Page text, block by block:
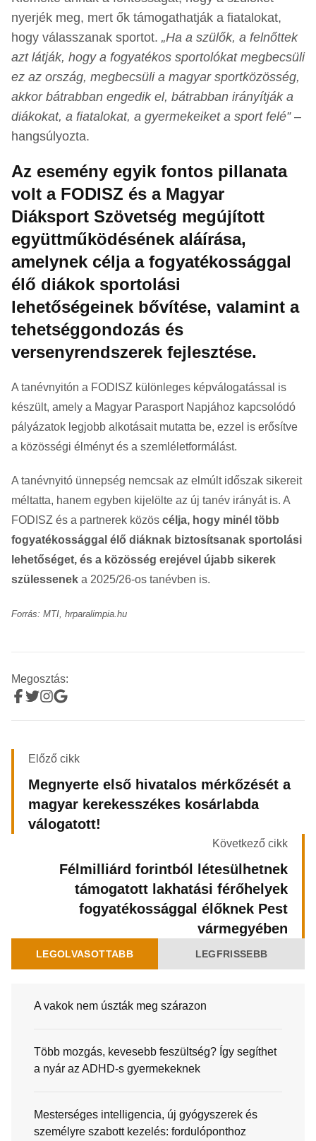
nyerjék meg, mert ők támogathatják a fiatalokat,
hogy válasszanak sportot. „Ha a szülők, a felnőttek
azt látják, hogy a fogyatékos sportolókat megbecsüli
ez az ország, megbecsüli a magyar sportközösség,
akkor bátrabban engedik el, bátrabban irányítják a
diákokat, a fiatalokat, a gyermekeiket a sport felé”–
hangsúlyozta.
Az esemény egyik fontos pillanata
volt a FODISZ és a Magyar
Diáksport Szövetség megújított
együttműködésének aláírása,
amelynek célja a fogyatékossággal
élő diákok sportolási
lehetőségeinek bővítése, valamint a
tehetséggondozás és
versenyrendszerek fejlesztése.
A tanévnyitón a FODISZ különleges képválogatással is
készült, amely a Magyar Parasport Napjához kapcsolódó
pályázatok legjobb alkotásait mutatta be, ezzel is erősítve
a közösségi élményt és a szemléletformálást.
A tanévnyitó ünnepség nemcsak az elmúlt időszak sikereit
méltatta, hanem egyben kijelölte az új tanév irányát is. A
FODISZ és a partnerek közös célja, hogy minél több
fogyatékossággal élő diáknak biztosítsanak sportolási
lehetőséget, és a közösség erejével újabb sikerek
szülessenek a 2025/26-os tanévben is.
Forrás: MTI, hrparalimpia.hu
Megosztás:
Előző cikk
Megnyerte első hivatalos mérkőzését a
magyar kerekesszékes kosárlabda
válogatott!
Következő cikk
Félmilliárd forintból létesülhetnek
támogatott lakhatási férőhelyek
fogyatékossággal élőknek Pest
vármegyében
LEGOLVASOTTABB LEGFRISSEBB
A vakok nem úszták meg szárazon
Több mozgás, kevesebb feszültség? Így segíthet
a nyár az ADHD-s gyermekeknek
Mesterséges intelligencia, új gyógyszerek és
személyre szabott kezelés: fordulóponthoz